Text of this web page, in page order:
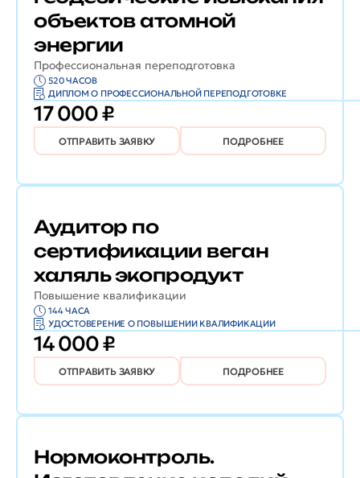
Профессиональная переподготовка
объектов атомной
энергии
520 ЧАСОВ
ДИПЛОМ О ПРОФЕССИОНАЛЬНОЙ ПЕРЕПОДГОТОВКЕ
17 000 ₽
ОТПРАВИТЬ ЗАЯВКУ ПОДРОБНЕЕ
Повышение квалификации
Аудитор по
сертификации веган
халяль экопродукт
144 ЧАСА
УДОСТОВЕРЕНИЕ О ПОВЫШЕНИИ КВАЛИФИКАЦИИ
14 000 ₽
ОТПРАВИТЬ ЗАЯВКУ ПОДРОБНЕЕ
Нормоконтроль.